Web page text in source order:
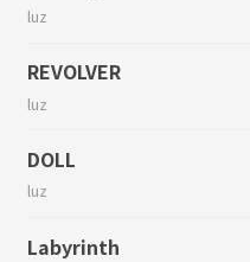
luz
REVOLVER
luz
DOLL
luz
Labyrinth